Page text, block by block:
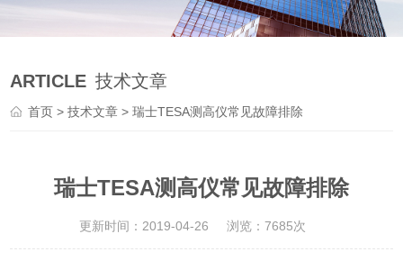
ARTICLE 技术文章
首页 >技术文章 > 瑞士TESA测高仪常见故障排除
瑞士TESA测高仪常见故障排除
更新时间：2019-04-26 浏览：7685次